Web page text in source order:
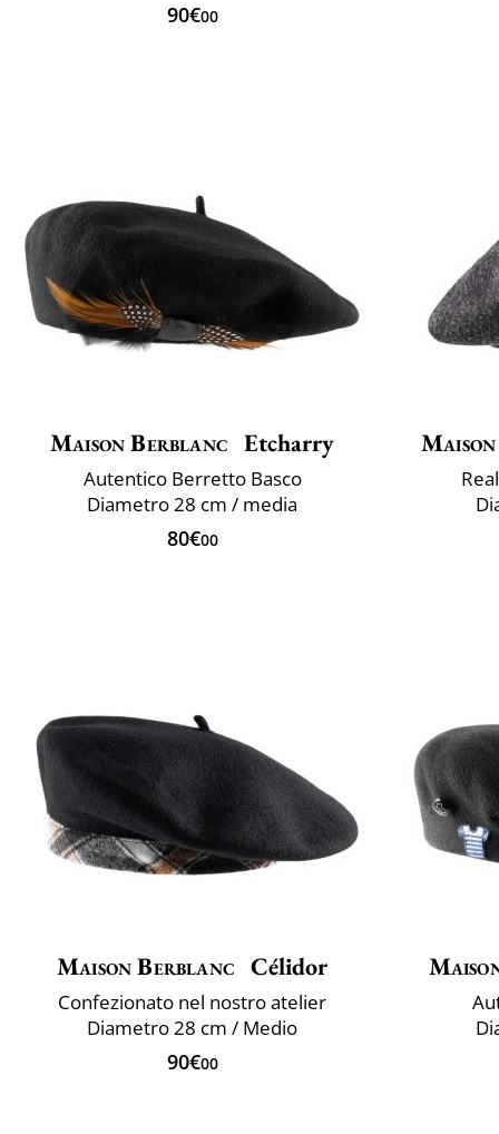
90€00
Maison Berblanc Etcharry
Autentico Berretto Basco
Diametro 28 cm / media
80€00
Maison Berblanc Célidor
Confezionato nel nostro atelier
Diametro 28 cm / Medio
90€00